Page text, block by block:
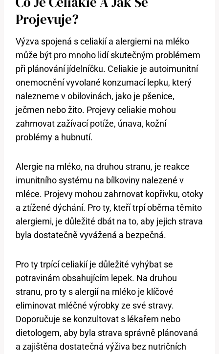
Projevuje?
Výzva spojená s celiakií a alergiemi na mléko
může být pro mnoho lidí skutečným problémem
při plánování jídelníčku. Celiakie je autoimunitní
onemocnění vyvolané konzumací lepku, který
nalezneme v obilovinách, jako je pšenice,
ječmen nebo žito. Projevy celiakie mohou
zahrnovat zažívací potíže, únava, kožní
problémy a hubnutí.
Alergie na mléko, na druhou stranu, je reakce
imunitního systému na bílkoviny nalezené v
mléce. Projevy mohou zahrnovat kopřivku, otoky
a ztížené dýchání. Pro ty, kteří trpí oběma těmito
alergiemi, je důležité dbát na to, aby jejich strava
byla dostatečně vyvážená a bezpečná.
Pro ty trpící celiakií je důležité vyhýbat se
potravinám obsahujícím lepek. Na druhou
stranu, pro ty s alergií na mléko je klíčové
eliminovat mléčné výrobky ze své stravy.
Doporučuje se konzultovat s lékařem nebo
dietologem, aby byla strava správně plánovaná
a zajištěna dostatečná výživa bez nutričních